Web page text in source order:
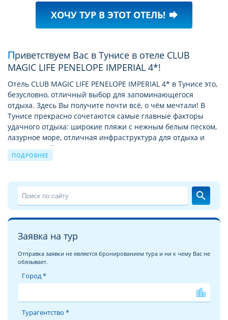
ХОЧУ ТУР В ЭТОТ ОТЕЛЬ! forward
Приветствуем Вас в Тунисе в отеле CLUB
MAGIC LIFE PENELOPE IMPERIAL 4*!
Отель CLUB MAGIC LIFE PENELOPE IMPERIAL 4* в Тунисе это,
безусловно, отличный выбор для запоминающегося
отдыха. Здесь Вы получите почти всё, о чём мечтали! В
Тунисе прекрасно сочетаются самые главные факторы
удачного отдыха: широкие пляжи с нежным белым песком,
лазурное море, отличная инфраструктура для отдыха и
развлечений, аттракционы, шоппинг, экскурсии и
путешествия по городам, деревушкам, жилищам берберов
Средиземного моря. Выбирая отель Club Magic Life
Penelope Imperial, расположенный на первой линии от
моря, вы сможете наслаждаться шумом прибоя, ощущать
дуновения ветра, наполненного запахом морской соли,
получите привилегию не тратить время и силы на дорогу
до пляжа, ведь до него рукой подать.
Отель CLUB MAGIC LIFE PENELOPE IMPERIAL среднего
ценового уровня категории 4* в Тунисе
Четырехзвездочные отели Туниса расположены в
основном у моря и имеют свой собственный пляж.
Территория отеля окружена живописным зеленым садом,
по которому приятно прогуляться в знойное время суток.
ПОДРОБНЕЕ
search
Заявка на тур
Отправка заявки не является бронированием тура и ни к чему Вас не
обязывает.
Город *
location_city
Турагентство *